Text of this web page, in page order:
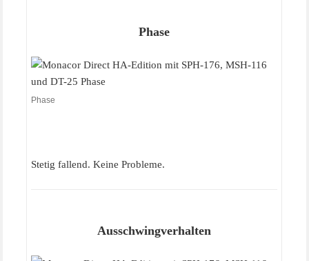
Phase
Phase
Stetig fallend. Keine Probleme.
Ausschwingverhalten